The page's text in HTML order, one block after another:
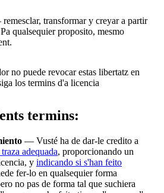
transformar y creyar a partir
qualsequier proposito, mesmo
no puede revocar estas libertatz en
los termins d'a licencia
termins:
— Vusté ha de dar-le credito a
adequada, proporcionando un
y indicando si s'han feito
fer-lo en qualsequier forma
no pas de forma tal que suchiera